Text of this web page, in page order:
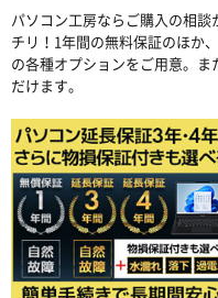
パソコン工房ならご購入の相
チリ！1年間の無料保証のほか
の各種オプションをご用意。
だけます。